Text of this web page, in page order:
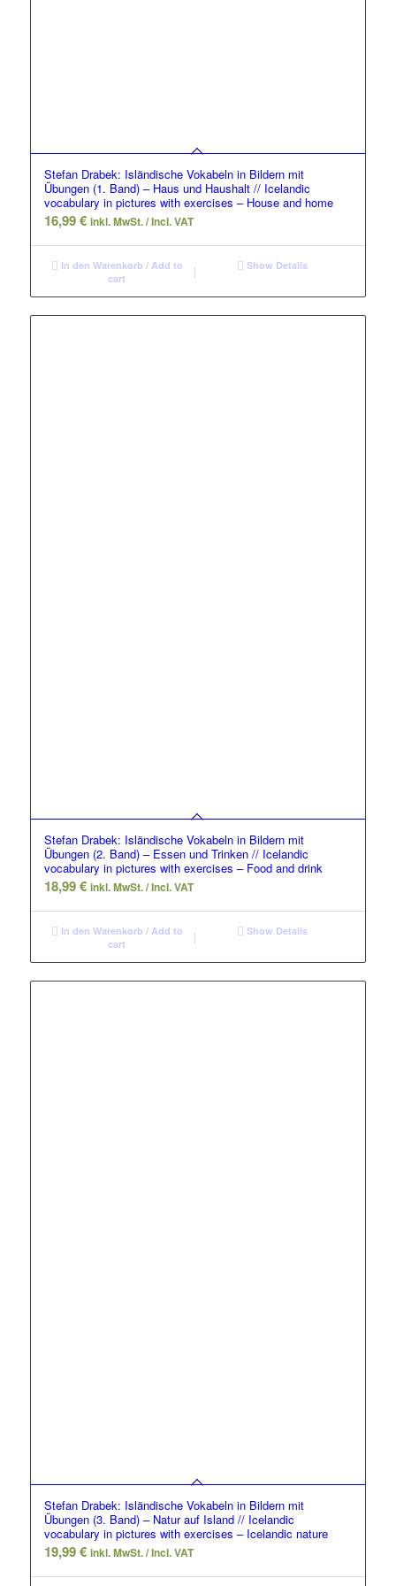
Stefan Drabek: Isländische Vokabeln in Bildern mit
Übungen (1. Band) – Haus und Haushalt // Icelandic
vocabulary in pictures with exercises – House and home
16,99€ inkl. MwSt. / Incl. VAT
In den Warenkorb / Add to
cart
Show Details
Stefan Drabek: Isländische Vokabeln in Bildern mit
Übungen (2. Band) – Essen und Trinken // Icelandic
vocabulary in pictures with exercises – Food and drink
18,99€ inkl. MwSt. / Incl. VAT
In den Warenkorb / Add to
cart
Show Details
Stefan Drabek: Isländische Vokabeln in Bildern mit
Übungen (3. Band) – Natur auf Island // Icelandic
vocabulary in pictures with exercises – Icelandic nature
19,99€ inkl. MwSt. / Incl. VAT